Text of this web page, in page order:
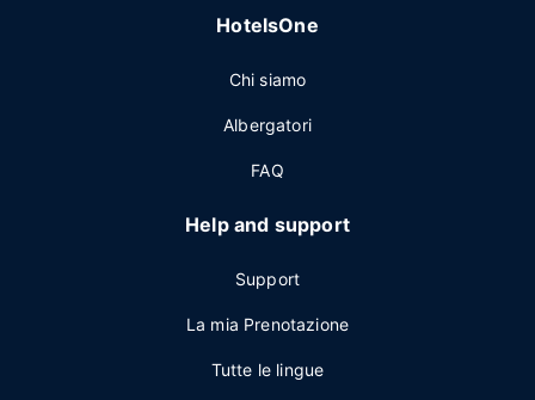
HotelsOne
Chi siamo
Albergatori
FAQ
Help and support
Support
La mia Prenotazione
Tutte le lingue